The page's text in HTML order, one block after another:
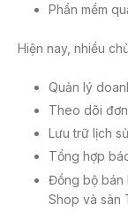
Phần mềm
Hiện nay, nhiều
Quản lý
Theo dõi
Lưu trữ lịch
Tổng hợp
Đồng bộ bán
Shop và sàn